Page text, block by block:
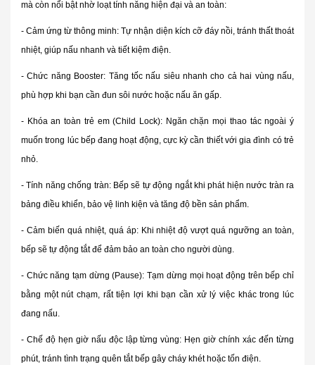
mà còn nổi bật nhờ loạt tính năng hiện đại và an toàn:
- Cảm ứng từ thông minh: Tự nhận diện kích cỡ đáy nồi, tránh thất thoát
nhiệt, giúp nấu nhanh và tiết kiệm điện.
- Chức năng Booster: Tăng tốc nấu siêu nhanh cho cả hai vùng nấu,
phù hợp khi bạn cần đun sôi nước hoặc nấu ăn gấp.
- Khóa an toàn trẻ em (Child Lock): Ngăn chặn mọi thao tác ngoài ý
muốn trong lúc bếp đang hoạt động, cực kỳ cần thiết với gia đình có trẻ
nhỏ.
- Tính năng chống tràn: Bếp sẽ tự động ngắt khi phát hiện nước tràn ra
bảng điều khiển, bảo vệ linh kiện và tăng độ bền sản phẩm.
- Cảm biến quá nhiệt, quá áp: Khi nhiệt độ vượt quá ngưỡng an toàn,
bếp sẽ tự động tắt để đảm bảo an toàn cho người dùng.
- Chức năng tạm dừng (Pause): Tạm dừng mọi hoạt động trên bếp chỉ
bằng một nút chạm, rất tiện lợi khi bạn cần xử lý việc khác trong lúc
đang nấu.
- Chế độ hẹn giờ nấu độc lập từng vùng: Hẹn giờ chính xác đến từng
phút, tránh tình trạng quên tắt bếp gây cháy khét hoặc tốn điện.